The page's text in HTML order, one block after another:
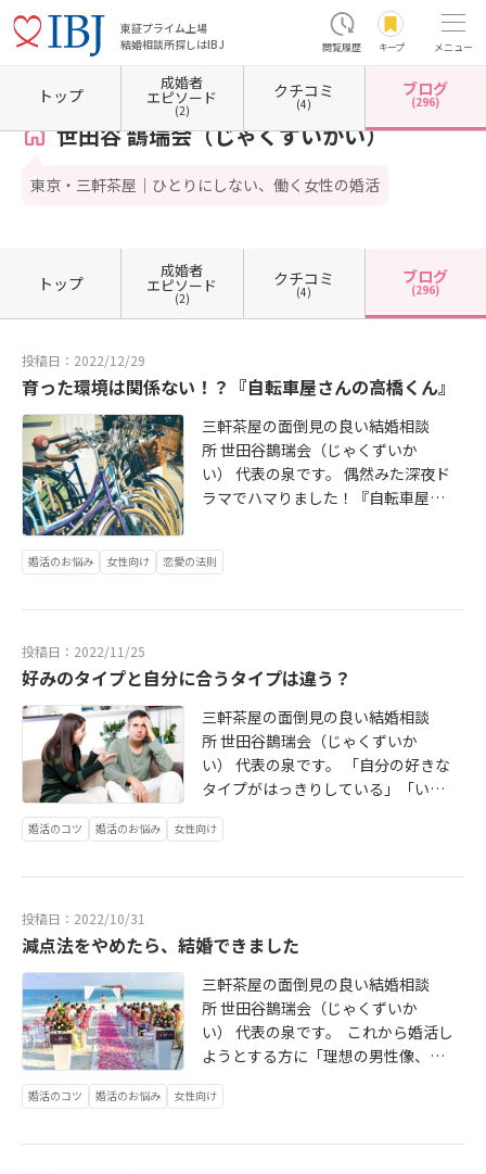
東証プライム上場
結婚相談所探しはIBJ
閲覧履歴 キープ メニュー
ホーム 東京都の結婚相談所 東京都世田谷区 世田谷 鵲瑞会（じゃくずいかい）
世田谷 鵲瑞会（じゃくずいかい）
東京・三軒茶屋｜ひとりにしない、働く女性の婚活
トップ
成婚者
エピソード
(2)
クチコミ
(4)
ブログ
(296)
トップ
成婚者
エピソード
(2)
クチコミ
(4)
ブログ
(296)
投稿日：2022/12/29
育った環境は関係ない！？『自転車屋さんの高橋くん』
三軒茶屋の面倒見の良い結婚相談
所 世田谷鵲瑞会（じゃくずいか
い） 代表の泉です。 偶然みた深夜ド
ラマでハマりました！『自転車屋さ
送は終了してしまいましたが、Netfl
ixでディレクターズカット版がみら
気なアラサー女子とイケメン年下ヤ
らヤンキーもの？と思いましたが、
このヤンキー高橋くんが、かなりの
イイ男です！
婚活のお悩み 女性向け 恋愛の法則
投稿日：2022/11/25
好みのタイプと自分に合うタイプは違う？
三軒茶屋の面倒見の良い結婚相談
所 世田谷鵲瑞会（じゃくずいか
い） 代表の泉です。 「自分の好きな
タイプがはっきりしている」「いつ
も同じ終わり方をしている」 こんな
方、選ぶお相手から見直したほうが
のタイプが結婚相手向いているとは
ーンは以下の３通りです。 １）「正
反対」だからうまくいく２）「補完
しあえる」からうまくいく３）「似
たもの同士」だからうまくいく
婚活のコツ 婚活のお悩み 女性向け
投稿日：2022/10/31
減点法をやめたら、結婚できました
三軒茶屋の面倒見の良い結婚相談
所 世田谷鵲瑞会（じゃくずいか
い） 代表の泉です。 これから婚活し
ようとする方に「理想の男性像、希
望のイメージはありますか？」と聞
くと、「特にないです」「普通の人
じています。 女性から男性への希望
婚活のコツ 婚活のお悩み 女性向け